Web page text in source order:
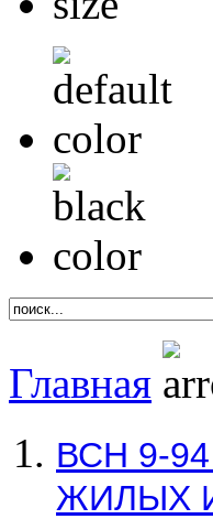
Главная
ВСН 9-
ЖИЛЫХ